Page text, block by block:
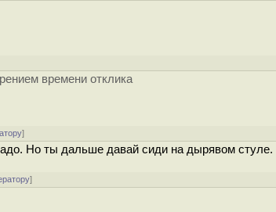
времени отклика
]
Но ты дальше давай сиди на дырявом стуле.
]